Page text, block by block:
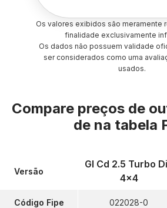
Os valores exibidos são meramente
finalidade exclusivamente
Os dados não possuem validade
ser considerados como uma
usados.
Compare preços de
de na tabela
Versão
Código Fipe
Gl Cd 2.5 Turbo
4x4
022028-0